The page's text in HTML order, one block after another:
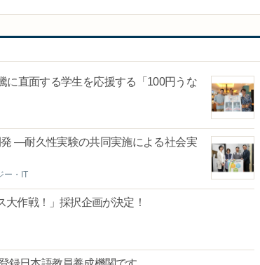
に直面する学生を応援する「100円うな
―耐久性実験の共同実施による社会実
ー・IT
大作戦！」採択企画が決定！